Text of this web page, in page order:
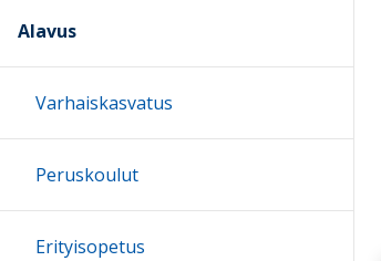
Alavus
Varhaiskasvatus
Peruskoulut
Erityisopetus